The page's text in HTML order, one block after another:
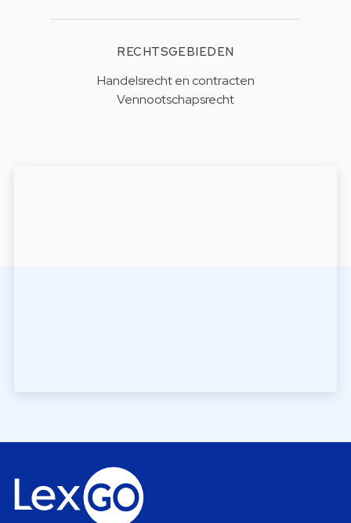
RECHTSGEBIEDEN
Handelsrecht en contracten
Vennootschapsrecht